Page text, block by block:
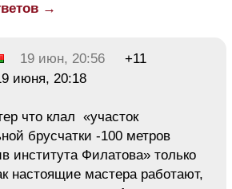
→
19 июн, 20:56
+11
июня, 20:18
что клал «участок
брусчатки -100 метров
института Филатова» только
настоящие мастера работают,